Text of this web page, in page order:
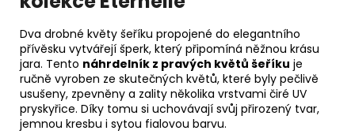
Dva drobné květy šeříku propojené do elegantního
přívěsku vytvářejí šperk, který připomíná něžnou krásu
jara. Tento náhrdelník z pravých květů šeříku je
ručně vyroben ze skutečných květů, které byly pečlivě
usušeny, zpevněny a zality několika vrstvami čiré UV
pryskyřice. Díky tomu si uchovávají svůj přirozený tvar,
jemnou kresbu i sytou fialovou barvu.